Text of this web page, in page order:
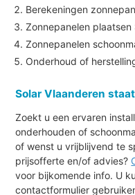
Berekeningen
Zonnepanelen plaatsen
Zonnepanelen
Onderhoud of
Solar Vlaanderen
Zoekt u een ervaren
onderhouden of
of wenst u vrijblijvend te
prijsofferte en/of advies?
voor bijkomende info. U
contactformulier